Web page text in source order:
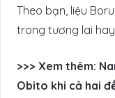
Theo bạn, liệu
trong tương lai
>>> Xem thêm:
Obito khi cả hai